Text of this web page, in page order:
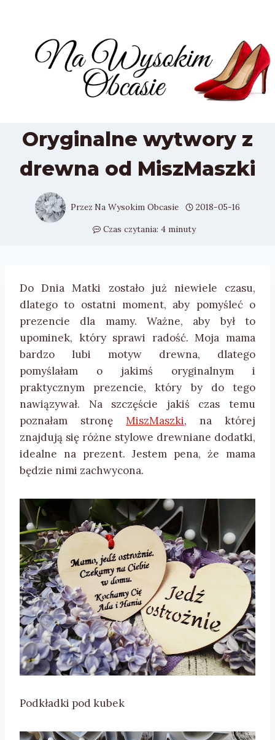
Oryginalne wytwory z
drewna od MiszMaszki
Przez Na Wysokim Obcasie
2018-05-16
Czas czytania: 4 minuty
Do Dnia Matki zostało już niewiele czasu,
dlatego to ostatni moment, aby pomyśleć o
prezencie dla mamy. Ważne, aby był to
upominek, który sprawi radość. Moja mama
bardzo lubi motyw drewna, dlatego
pomyślałam o jakimś oryginalnym i
praktycznym prezencie, który by do tego
nawiązywał. Na szczęście jakiś czas temu
poznałam stronę MiszMaszki, na której
znajdują się różne stylowe drewniane dodatki,
idealne na prezent. Jestem pena, że mama
będzie nimi zachwycona.
Podkładki pod kubek